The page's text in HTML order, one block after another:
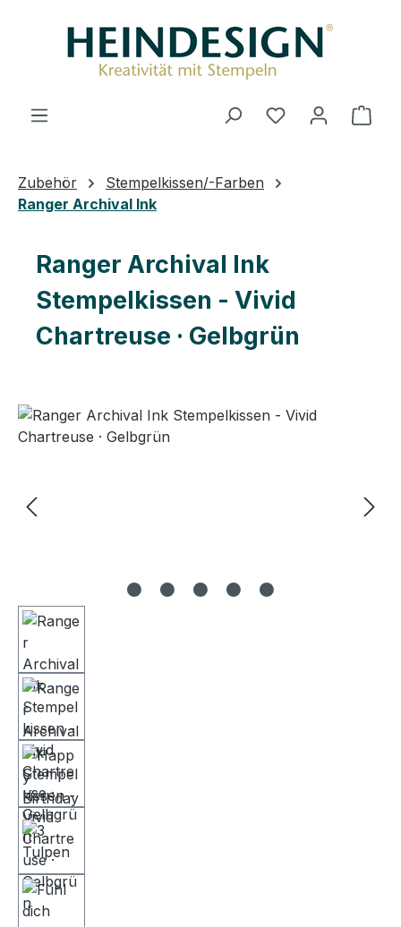
Zubehör
Stempelkissen/-Farben
Ranger Archival Ink
Ranger Archival Ink
Stempelkissen - Vivid
Chartreuse · Gelbgrün
Bildergalerie überspringen